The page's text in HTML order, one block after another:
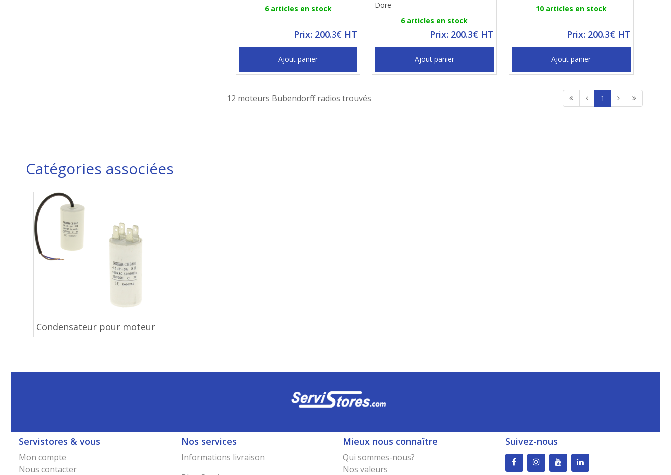
6 articles en stock
Prix: 200.3€ HT
Ajout panier
Dore
6 articles en stock
Prix: 200.3€ HT
Ajout panier
10 articles en stock
Prix: 200.3€ HT
Ajout panier
12 moteurs Bubendorff radios trouvés 1
Catégories associées
Condensateur pour moteur
Servistores & vous
Mon compte
Nous contacter
Nos services
Informations livraison
Mieux nous connaître
Qui sommes-nous?
Nos valeurs
Suivez-nous